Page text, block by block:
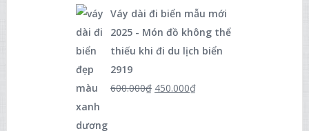
Váy dài đi biển mẫu mới
2025 - Món đồ không thể
thiếu khi đi du lịch biển
2919
600.000₫ 450.000₫